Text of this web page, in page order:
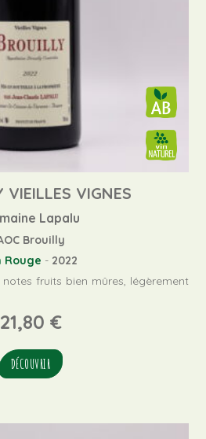
VIEILLES VIGNES
Lapalu
Brouilly
Rouge - 2022
fruits bien mûres, légèrement
21,80 €
DÉCOUVRIR